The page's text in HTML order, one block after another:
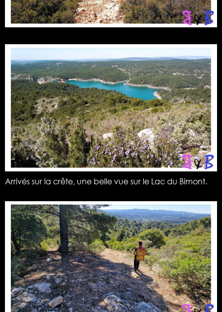
Arrivés sur la crête, une belle vue sur le Lac du Bimont.